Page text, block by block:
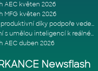
AEC květen 2026
MFG květen 2026
Udržujte vaše týmy produktivní díky podpoře vedené odborníky
Od experimentování s umělou inteligencí k reálnému dopadu na podniká
AEC duben 2026
Newsflash